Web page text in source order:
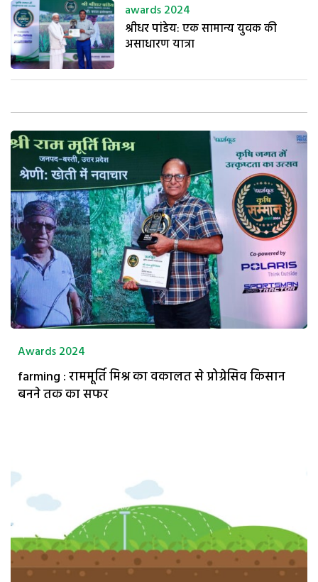
awards 2024
श्रीधर पांडेय: एक सामान्य युवक की
असाधारण यात्रा
Awards 2024
farming : राममूर्ति मिश्र का वकालत से प्रोग्रेसिव किसान
बनने तक का सफर